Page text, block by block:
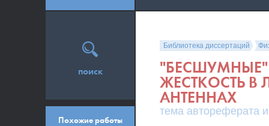
Библиотека диссертаций
"БЕСШУМНЫЕ"
ЖЕСТКОСТЬ В
АНТЕННАХ
тема автореферата
поиск
Похожие работы